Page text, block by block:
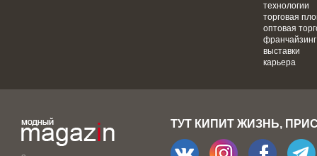
технологии
торговая
оптовая
франчайзинг
выставки
карьера
ТУТ КИПИТ ЖИЗНЬ,